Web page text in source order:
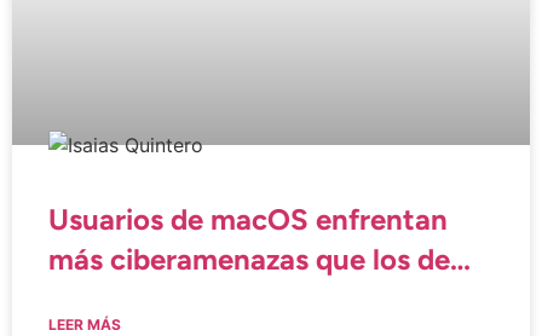
Usuarios de macOS enfrentan
más ciberamenazas que los de
LEER MÁS